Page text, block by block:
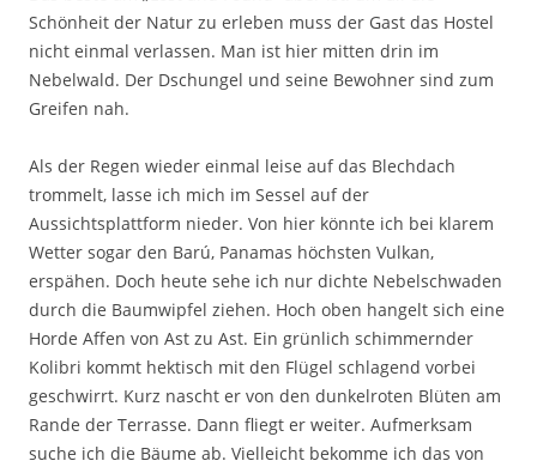
Schönheit der Natur zu erleben muss der Gast das Hostel
nicht einmal verlassen. Man ist hier mitten drin im
Nebelwald. Der Dschungel und seine Bewohner sind zum
Greifen nah.
Als der Regen wieder einmal leise auf das Blechdach
trommelt, lasse ich mich im Sessel auf der
Aussichtsplattform nieder. Von hier könnte ich bei klarem
Wetter sogar den Barú, Panamas höchsten Vulkan,
erspähen. Doch heute sehe ich nur dichte Nebelschwaden
durch die Baumwipfel ziehen. Hoch oben hangelt sich eine
Horde Affen von Ast zu Ast. Ein grünlich schimmernder
Kolibri kommt hektisch mit den Flügel schlagend vorbei
geschwirrt. Kurz nascht er von den dunkelroten Blüten am
Rande der Terrasse. Dann fliegt er weiter. Aufmerksam
suche ich die Bäume ab. Vielleicht bekomme ich das von